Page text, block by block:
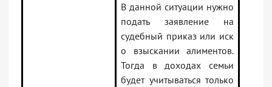
В данной ситуации нужно
подать заявление на
судебный приказ или иск
о взыскании алиментов.
Тогда в доходах семьи
будет учитываться только